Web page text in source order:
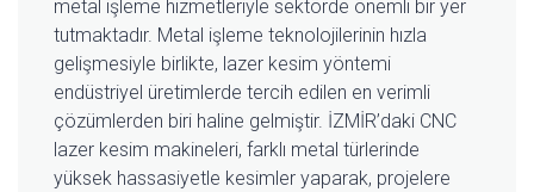
metal işleme hizmetleriyle sektörde önemli bir yer
tutmaktadır. Metal işleme teknolojilerinin hızla
gelişmesiyle birlikte, lazer kesim yöntemi
endüstriyel üretimlerde tercih edilen en verimli
çözümlerden biri haline gelmiştir. İZMİR’daki CNC
lazer kesim makineleri, farklı metal türlerinde
yüksek hassasiyetle kesimler yaparak, projelere